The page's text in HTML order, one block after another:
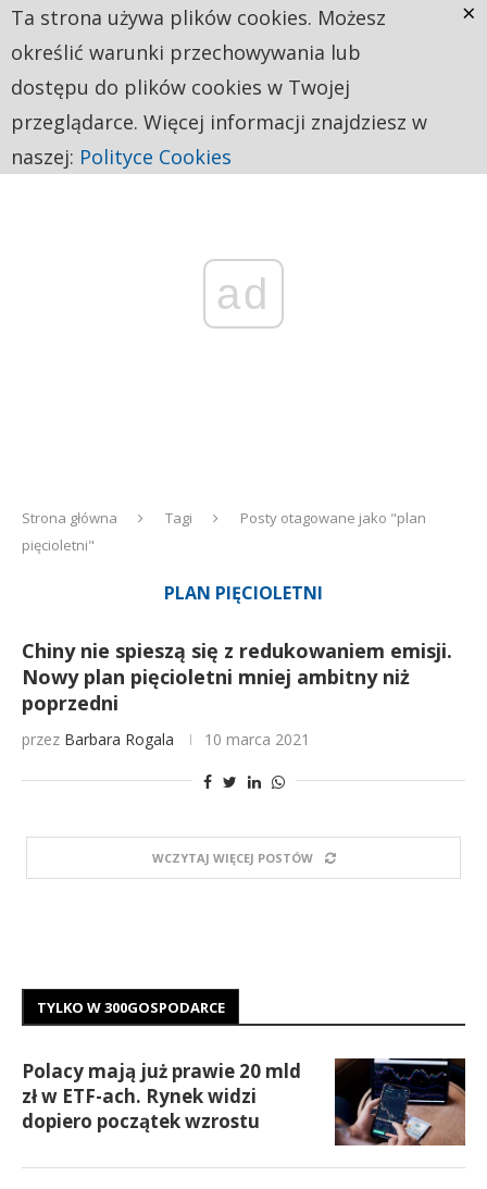
ad
Strona główna Tagi
Posty otagowane jako "plan
pięcioletni"
PLAN PIĘCIOLETNI
Chiny nie spieszą się z redukowaniem emisji.
Nowy plan pięcioletni mniej ambitny niż
poprzedni
przez Barbara Rogala 10 marca 2021
WCZYTAJ WIĘCEJ POSTÓW
TYLKO W 300GOSPODARCE
Polacy mają już prawie 20 mld
zł w ETF-ach. Rynek widzi
dopiero początek wzrostu
Ta strona używa plików cookies. Możesz
określić warunki przechowywania lub
dostępu do plików cookies w Twojej
przeglądarce. Więcej informacji znajdziesz w
naszej: Polityce Cookies
×